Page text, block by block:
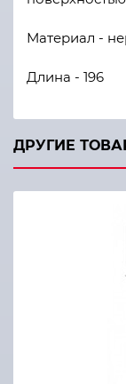
Материал -
Длина - 196
ДРУГИЕ